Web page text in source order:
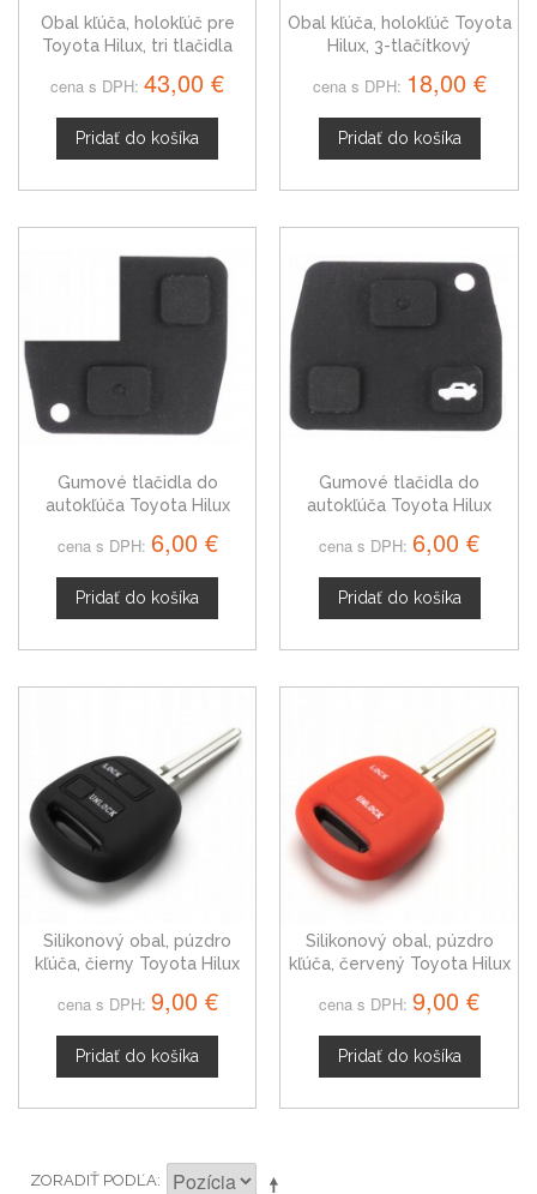
Obal kľúča, holokľúč pre
Toyota Hilux, tri tlačidla
cena s DPH: 43,00 €
Pridať do košíka
Obal kľúča, holokľúč Toyota
Hilux, 3-tlačítkový
cena s DPH: 18,00 €
Pridať do košíka
Gumové tlačidla do
autokľúča Toyota Hilux
cena s DPH: 6,00 €
Pridať do košíka
Gumové tlačidla do
autokľúča Toyota Hilux
cena s DPH: 6,00 €
Pridať do košíka
Silikonový obal, púzdro
kľúča, čierny Toyota Hilux
cena s DPH: 9,00 €
Pridať do košíka
Silikonový obal, púzdro
kľúča, červený Toyota Hilux
cena s DPH: 9,00 €
Pridať do košíka
ZORADIŤ PODĽA